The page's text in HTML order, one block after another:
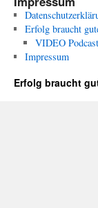
Erfolg braucht
VIDEO Podcast
Impressum
Erfolg braucht